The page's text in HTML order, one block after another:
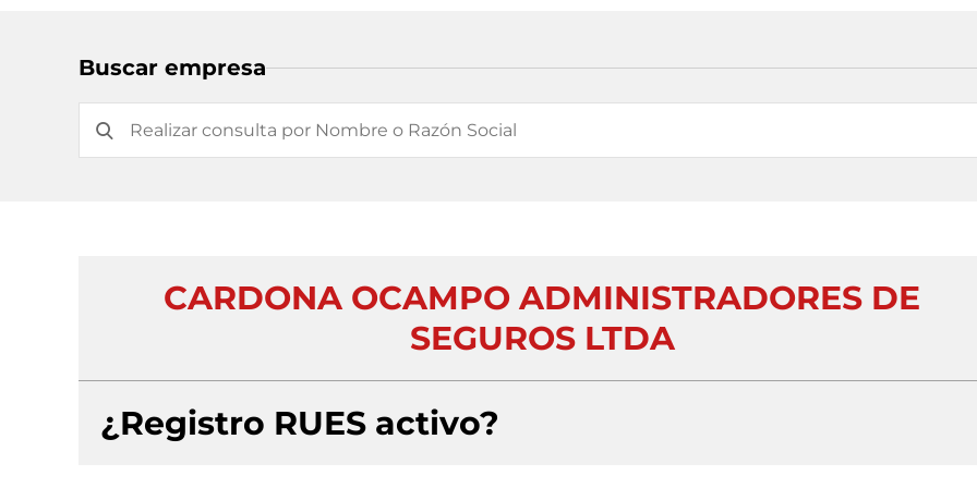
Buscar empresa
CARDONA OCAMPO ADMINISTRADORES DE
SEGUROS LTDA
¿Registro RUES activo?